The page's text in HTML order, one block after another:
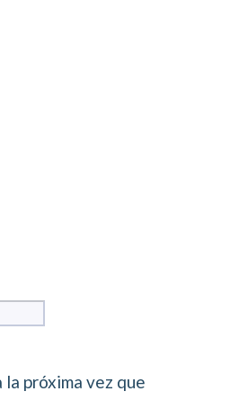
próxima vez que